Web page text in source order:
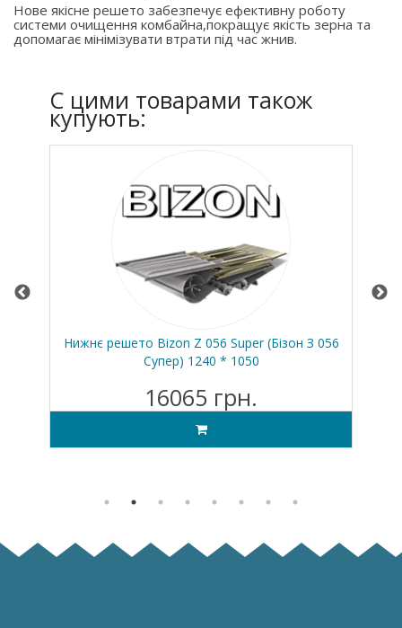
Нове якісне решето забезпечує ефективну роботу
системи очищення комбайна,покращує якість зерна та
допомагає мінімізувати втрати під час жнив.
C цими товарами також
купують:
Нижнє решето Bizon Z 056 Super (Бізон З 056
Супер) 1240 * 1050
16065 грн.